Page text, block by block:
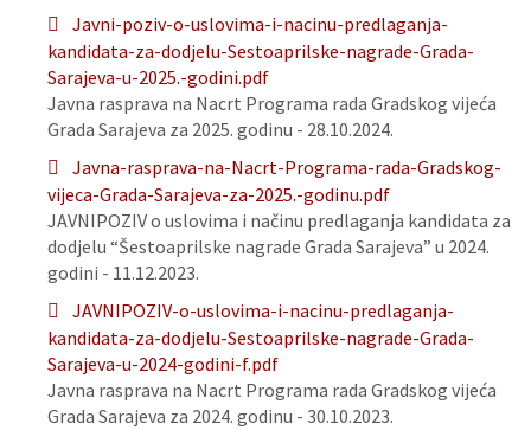
Javni-poziv-o-uslovima-i-nacinu-predlaganja-
kandidata-za-dodjelu-Sestoaprilske-nagrade-Grada-
Sarajeva-u-2025.-godini.pdf
Javna rasprava na Nacrt Programa rada Gradskog vijeća
Grada Sarajeva za 2025. godinu - 28.10.2024.
Javna-rasprava-na-Nacrt-Programa-rada-Gradskog-
vijeca-Grada-Sarajeva-za-2025.-godinu.pdf
JAVNIPOZIV o uslovima i načinu predlaganja kandidata za
dodjelu “Šestoaprilske nagrade Grada Sarajeva” u 2024.
godini - 11.12.2023.
JAVNIPOZIV-o-uslovima-i-nacinu-predlaganja-
kandidata-za-dodjelu-Sestoaprilske-nagrade-Grada-
Sarajeva-u-2024-godini-f.pdf
Javna rasprava na Nacrt Programa rada Gradskog vijeća
Grada Sarajeva za 2024. godinu - 30.10.2023.